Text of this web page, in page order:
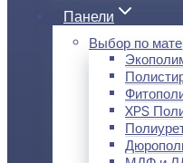
Панели
Выбор по
XPS